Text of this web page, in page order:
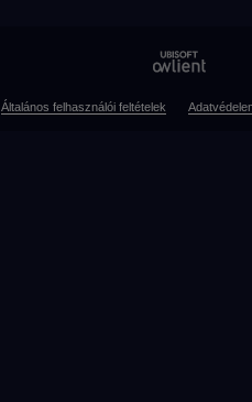
Általános felhasználói feltételek